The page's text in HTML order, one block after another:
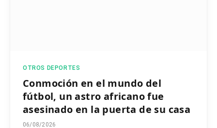
OTROS DEPORTES
Conmoción en el mundo del
fútbol, un astro africano fue
asesinado en la puerta de su casa
06/08/2026